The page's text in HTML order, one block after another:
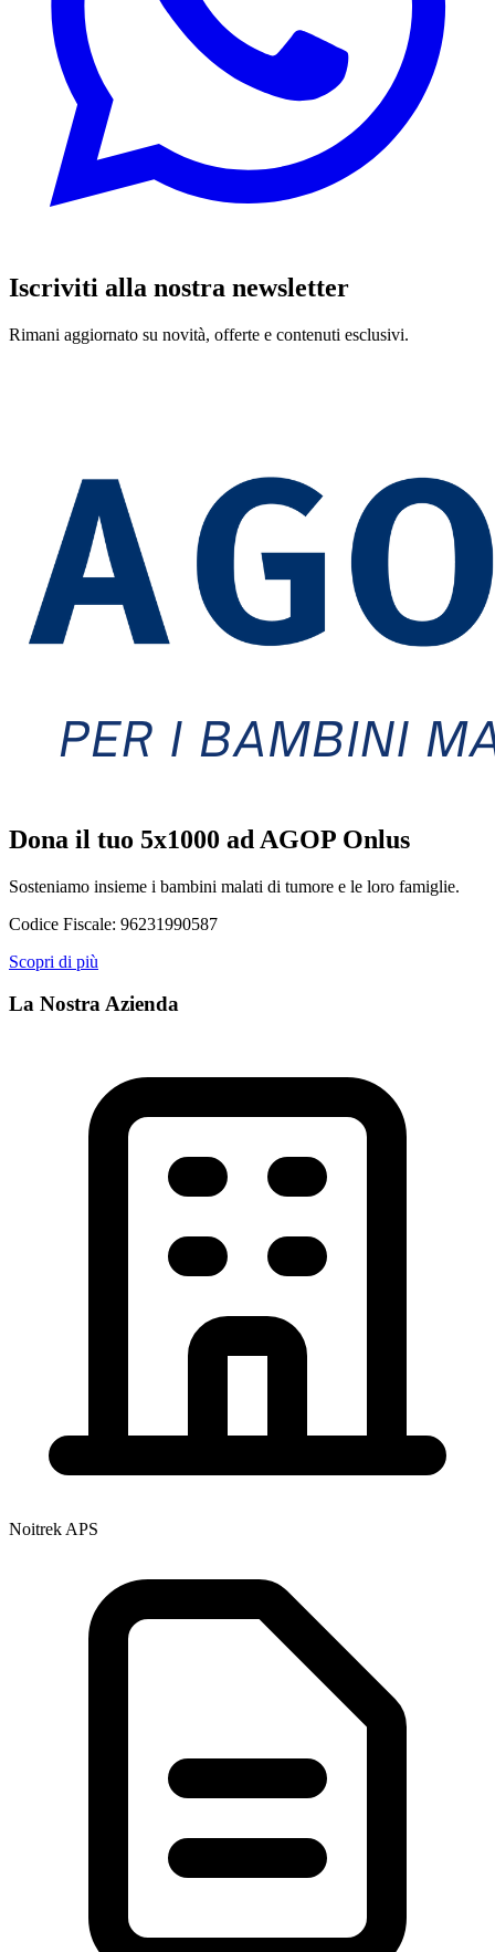
Iscriviti alla nostra newsletter
Rimani aggiornato su novità, offerte e contenuti esclusivi.
Dona il tuo 5x1000 ad AGOP Onlus
Sosteniamo insieme i bambini malati di tumore e le loro famiglie.
Codice Fiscale: 96231990587
Scopri di più
La Nostra Azienda
Noitrek APS